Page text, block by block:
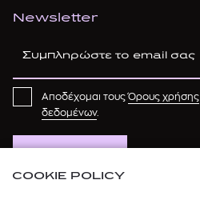
Newsletter
Αποδέχομαι τουςΌρους χρήσης
δεδομένων.
COOKIE POLICY